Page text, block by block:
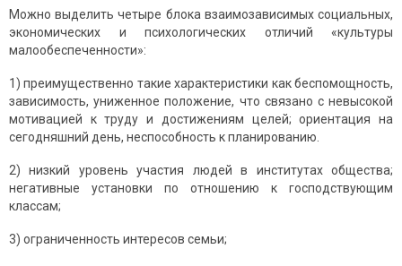
Можно выделить четыре блока взаимозависимых социальных,
экономических и психологических отличий «культуры
малообеспеченности»:
1) преимущественно такие характеристики как беспомощность,
зависимость, униженное положение, что связано с невысокой
мотивацией к труду и достижениям целей; ориентация на
сегодняшний день, неспособность к планированию.
2) низкий уровень участия людей в институтах общества;
негативные установки по отношению к господствующим
классам;
3) ограниченность интересов семьи;